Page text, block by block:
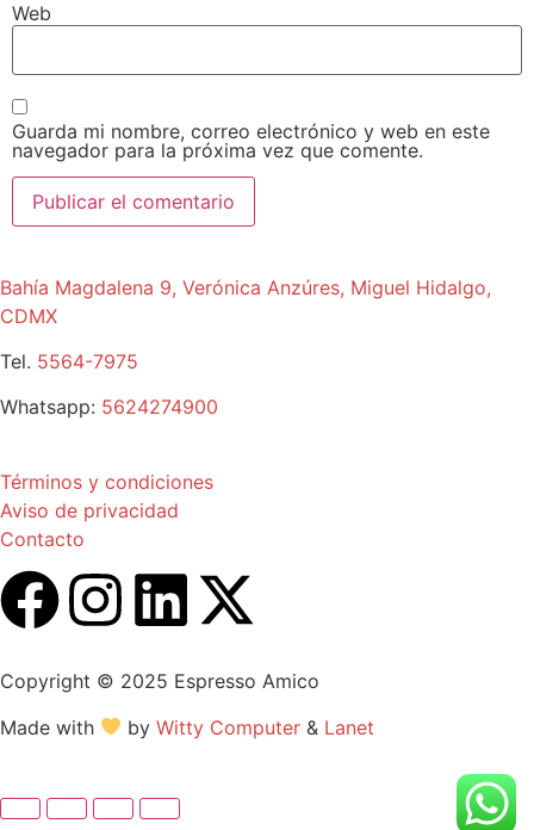
Web
Guarda mi nombre, correo electrónico y web en este
navegador para la próxima vez que comente.
Bahía Magdalena 9, Verónica Anzúres, Miguel Hidalgo,
CDMX
Tel. 5564-7975
Whatsapp: 5624274900
Términos y condiciones
Aviso de privacidad
Contacto
Copyright © 2025 Espresso Amico
Made with
byWitty Computer & Lanet